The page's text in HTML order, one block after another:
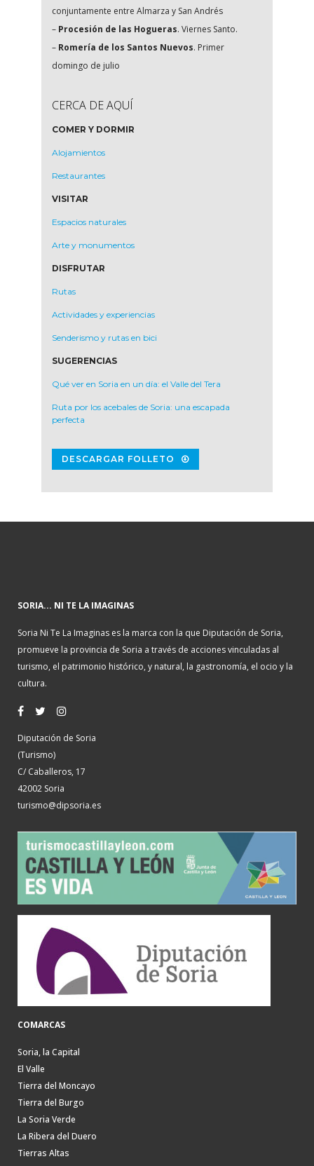
conjuntamente entre Almarza y San Andrés
– Procesión de las Hogueras. Viernes Santo.
– Romería de los Santos Nuevos. Primer
domingo de julio
CERCA DE AQUÍ
COMER Y DORMIR
Alojamientos
Restaurantes
VISITAR
Espacios naturales
Arte y monumentos
DISFRUTAR
Rutas
Actividades y experiencias
Senderismo y rutas en bici
SUGERENCIAS
Qué ver en Soria en un día: el Valle del Tera
Ruta por los acebales de Soria: una escapada
perfecta
DESCARGAR FOLLETO
SORIA... NI TE LA IMAGINAS
Soria Ni Te La Imaginas es la marca con la que Diputación de Soria,
promueve la provincia de Soria a través de acciones vinculadas al
turismo, el patrimonio histórico, y natural, la gastronomía, el ocio y la
cultura.
Diputación de Soria
(Turismo)
C/ Caballeros, 17
42002 Soria
turismo@dipsoria.es
COMARCAS
Soria, la Capital
El Valle
Tierra del Moncayo
Tierra del Burgo
La Soria Verde
La Ribera del Duero
Tierras Altas